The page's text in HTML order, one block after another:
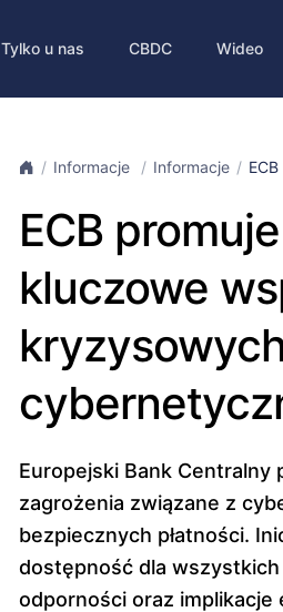
Tylko u nas CBDC Wideo
Informacje Informacje
ECB
kluczowe
Europejski Bank
zagrożenia związane z
bezpiecznych płatności.
dostępność dla
odporności oraz